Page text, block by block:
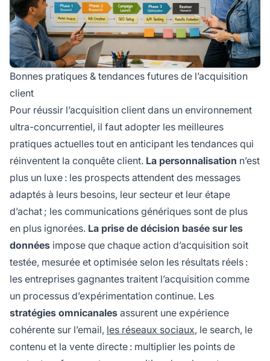
Bonnes pratiques & tendances futures de l’acquisition
client
Pour réussir l’acquisition client dans un environnement
ultra-concurrentiel, il faut adopter les meilleures
pratiques actuelles tout en anticipant les tendances qui
réinventent la conquête client. La personnalisation n’est
plus un luxe : les prospects attendent des messages
adaptés à leurs besoins, leur secteur et leur étape
d’achat ; les communications génériques sont de plus
en plus ignorées. La prise de décision basée sur les
données impose que chaque action d’acquisition soit
testée, mesurée et optimisée selon les résultats réels :
les entreprises gagnantes traitent l’acquisition comme
un processus d’expérimentation continue. Les
stratégies omnicanales assurent une expérience
cohérente sur l’email, les réseaux sociaux, le search, le
contenu et la vente directe : multiplier les points de